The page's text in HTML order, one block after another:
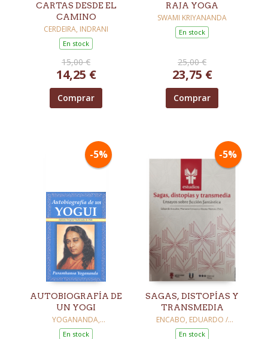
CARTAS DESDE EL
CAMINO
CERDEIRA, INDRANI
En stock
15,00 €
14,25 €
Comprar
RAJA YOGA
SWAMI KRIYANANDA
En stock
25,00 €
23,75 €
Comprar
-5%
AUTOBIOGRAFÍA DE
UN YOGI
YOGANANDA,
PARAMHANSA
En stock
-5%
SAGAS, DISTOPÍAS Y
TRANSMEDIA
ENCABO, EDUARDO /
URRACO, MARIANO
En stock